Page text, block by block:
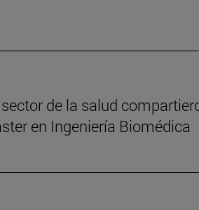
de la salud
en Ingeniería Biomédica